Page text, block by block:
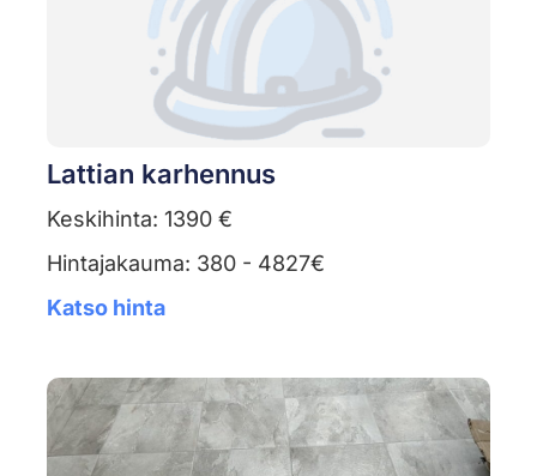
Lattian karhennus
Keskihinta: 1390 €
Hintajakauma: 380 - 4827€
Katso hinta